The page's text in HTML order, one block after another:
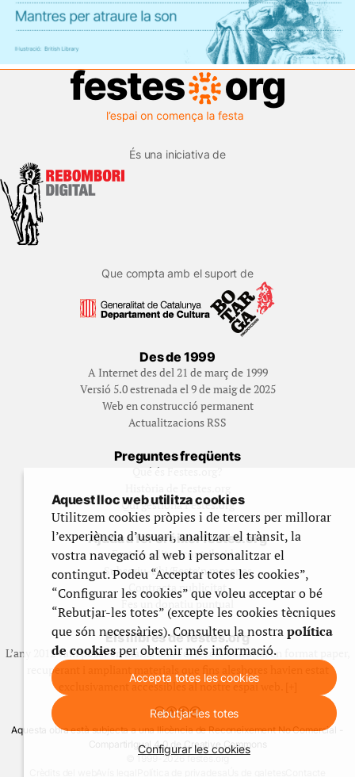
És una iniciativa de
Que compta amb el suport de
Des de 1999
A Internet des del 21 de març de 1999
Versió 5.0 estrenada el 9 de maig de 2025
Web en construcció permanent
Actualitzacions RSS
Preguntes freqüents
Qué és Festes.org?
Qui gestiona Festes.org
Ajuda a fer créixer festes.org
Feste’n editor/contribuidor
Subscriu-t’hi/Feste’n mecenes
Contracta publicitat
Fes un donatiu puntual
Els llibres de festes.org
L’any 2012 vam posar en marxa una col·lecció editorial en format paper,
recuperant i ampliant materials que fins aleshores havien estat
exclusivament accessibles al nostre espai web. [+]
Aquesta obra està subjecta a una llicència de Reconeixement No Comercial -
CompartirIgual 4.0 de Creative Commons
© 1999-2026 festes.org
Aquest lloc web utilitza cookies
Utilitzem cookies pròpies i de tercers per millorar
l’experiència d’usuari, analitzar el trànsit, la
vostra navegació al web i personalitzar el
contingut. Podeu “Acceptar totes les cookies”,
“Configurar les cookies” que voleu acceptar o bé
“Rebutjar-les totes” (excepte les cookies tècniques
que són necessàries). Consulteu la nostrapolítica
de cookiesper obtenir més informació.
Accepta totes les cookies
Rebutjar-les totes
Configurar les cookies